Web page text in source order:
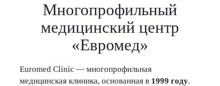
Многопрофильный
медицинский центр
«Евромед»
Euromed Clinic — многопрофильная
медицинская клиника, основанная в 1999 году.